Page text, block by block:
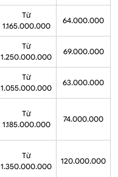
Từ
1.165.000.000
64.000.000
Từ
1.250.000.000
69.000.000
Từ
1.055.000.000
63.000.000
Từ
1.185.000.000
74.000.000
Từ
1.350.000.000
120.000.000